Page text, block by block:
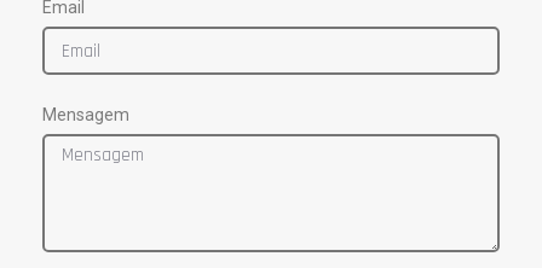
Email
Mensagem